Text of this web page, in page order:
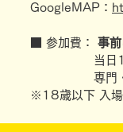
GoogleMAP：
■ 参加費： 事
当日1,500
専門・大
※18歳以下 入